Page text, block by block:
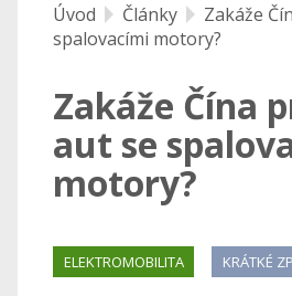
Úvod Články
Zakáže
spalovacími motory?
Zakáže Čína
aut se
motory?
ELEKTROMOBILITA KRÁTKÉ